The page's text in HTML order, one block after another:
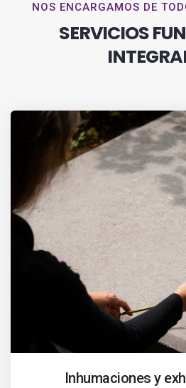
NOS ENCARGAMOS DE
SERVICIOS
Inhumaciones y